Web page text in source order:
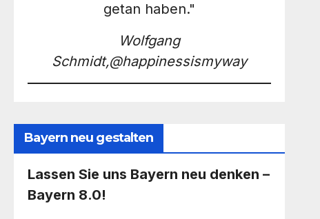
getan haben."
Wolfgang
Schmidt,@happinessismyway
Bayern neu gestalten
Lassen Sie uns Bayern neu denken –
Bayern 8.0!